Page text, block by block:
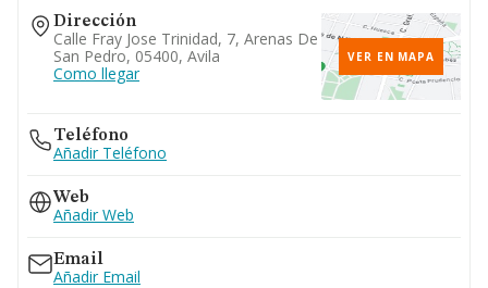
Dirección
Calle Fray Jose Trinidad, 7, Arenas De
San Pedro, 05400, Avila
Como llegar
VER EN MAPA
Teléfono
Añadir Teléfono
Web
Añadir Web
Email
Añadir Email